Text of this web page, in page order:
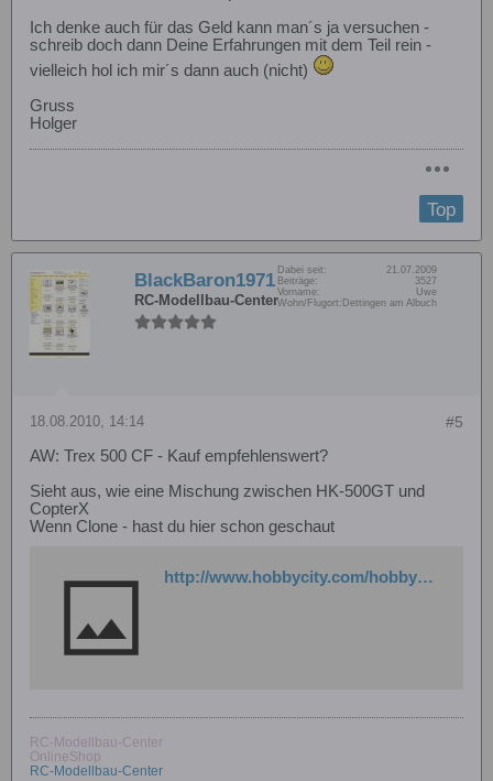
Ich denke auch für das Geld kann man´s ja versuchen -
schreib doch dann Deine Erfahrungen mit dem Teil rein -
vielleich hol ich mir´s dann auch (nicht)
Gruss
Holger
Top
BlackBaron1971
RC-Modellbau-Center
Dabei seit:
21.07.2009
Beiträge:
3527
Vorname:
Uwe
Wohn/Flugort: Dettingen am Albuch
#5
18.08.2010, 14:14
AW: Trex 500 CF - Kauf empfehlenswert?
Sieht aus, wie eine Mischung zwischen HK-500GT und
CopterX
Wenn Clone - hast du hier schon geschaut
http://www.hobbycity.com/hobbycity/store/uh_viewItem.asp?idProduct=13080
RC-Modellbau-Center
OnlineShop
RC-Modellbau-Center